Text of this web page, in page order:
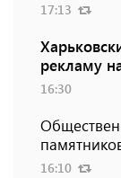
17:13
рекламу
16:30
16:10